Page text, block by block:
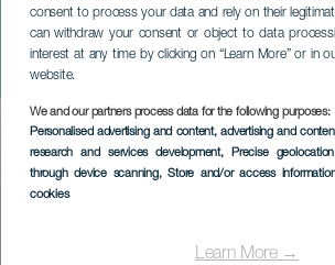
consent to process your data and rely on their
can withdraw your consent or object to data
interest at any time by clicking on “Learn More” or in
website.
We and our partners process data for the following purposes:
Personalised advertising and content, advertising and
research and services development, Precise
through device scanning, Store and/or access
cookies
Learn More →
Meifeesten
TENERIFE
Imagen
Listado